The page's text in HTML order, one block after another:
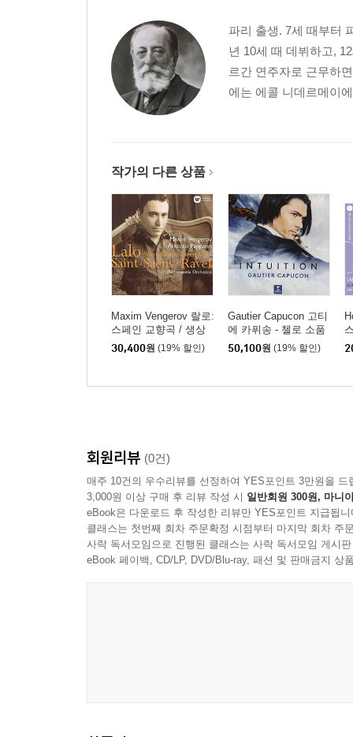
파리 출생. 7세 때부터
년 10세 때 데뷔하고,
르간 연주자로 근무하
에는 에콜 니데르메이
작가의 다른 상품
Maxim Vengerov 랄로:
스페인 교향곡 / 생상
스: 바이올린 협주곡 2
번 (LALO: Symphonie
nt-Sans: Violin Concert
30,400원 (19% 할인)
Gautier Capucon 고티
에 카퓌송 - 첼로 소품
집 '인투이션' (Intuition)
[UHQCD]
50,100원 (19% 할인)
회원리뷰 (0건)
매주 10건의 우수리뷰를 선정하여 YES포인트 3만원을 드
3,000원 이상 구매 후 리뷰 작성 시 일반회원 300원, 마니
eBook은 다운로드 후 작성한 리뷰만 YES포인트 지급됩니
클래스는 첫번째 회차 주문확정 시점부터 마지막 회차 주
사락 독서모임으로 진행된 클래스는 사락 독서모임 게시
eBook 페이백, CD/LP, DVD/Blu-ray, 패션 및 판매금지 상